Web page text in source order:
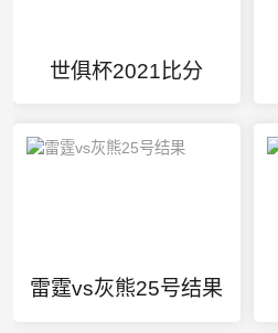
世俱杯2021比分
雷霆vs灰熊25号结果